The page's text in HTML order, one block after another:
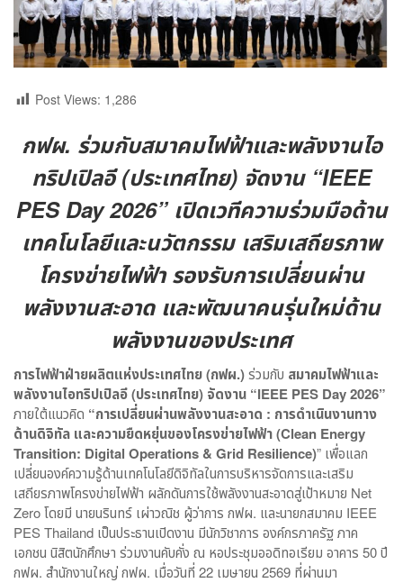
Post Views: 1,286
กฟผ. ร่วมกับสมาคมไฟฟ้าและพลังงานไอ
ทริปเปิลอี (ประเทศไทย) จัดงาน “IEEE
PES Day 2026” เปิดเวทีความร่วมมือด้าน
เทคโนโลยีและนวัตกรรม เสริมเสถียรภาพ
โครงข่ายไฟฟ้า รองรับการเปลี่ยนผ่าน
พลังงานสะอาด และพัฒนาคนรุ่นใหม่ด้าน
พลังงานของประเทศ
การไฟฟ้าฝ่ายผลิตแห่งประเทศไทย (กฟผ.)ร่วมกับ สมาคมไฟฟ้าและ
พลังงานไอทริปเปิลอี (ประเทศไทย) จัดงาน “IEEE PES Day 2026”
ภายใต้แนวคิด “การเปลี่ยนผ่านพลังงานสะอาด : การดำเนินงานทาง
ด้านดิจิทัล และความยืดหยุ่นของโครงข่ายไฟฟ้า (Clean Energy
Transition: Digital Operations & Grid Resilience)” เพื่อแลก
เปลี่ยนองค์ความรู้ด้านเทคโนโลยีดิจิทัลในการบริหารจัดการและเสริม
เสถียรภาพโครงข่ายไฟฟ้า ผลักดันการใช้พลังงานสะอาดสู่เป้าหมาย Net
Zero โดยมี นายนรินทร์ เผ่าวณิช ผู้ว่าการ กฟผ. และนายกสมาคม IEEE
PES Thailand เป็นประธานเปิดงาน มีนักวิชาการ องค์กรภาครัฐ ภาค
เอกชน นิสิตนักศึกษา ร่วมงานคับคั่ง ณ หอประชุมออดิทอเรียม อาคาร 50 ปี
กฟผ. สำนักงานใหญ่ กฟผ. เมื่อวันที่ 22 เมษายน 2569 ที่ผ่านมา